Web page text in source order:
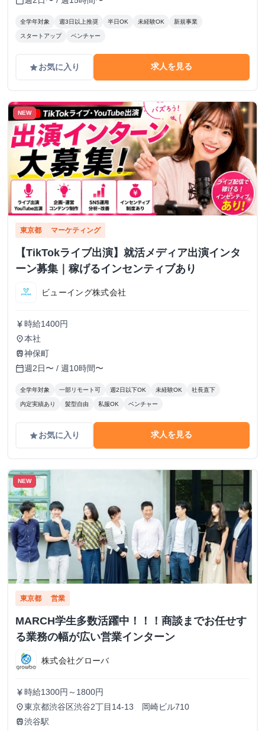
全学年対象 週3日以上推奨 半日OK 未経験OK 新規事業
スタートアップ ベンチャー
gradeお気に入り 求人を見る
NEW
東京都 マーケティング
【TikTokライブ出演】就活メディア出演インタ
ーン募集｜稼げるインセンティブあり
ビューイング株式会社
currency_yen 時給1400円
place本社
train神保町
calendar_today週2日〜 / 週10時間〜
全学年対象 一部リモート可 週2日以下OK 未経験OK 社長直下
内定実績あり 髪型自由 私服OK ベンチャー
gradeお気に入り 求人を見る
NEW
東京都 営業
MARCH学生多数活躍中！！！商談までお任せす
る業務の幅が広い営業インターン
株式会社グローバ
currency_yen 時給1300円～1800円
place東京都渋谷区渋谷2丁目14-13 岡崎ビル710
train渋谷駅